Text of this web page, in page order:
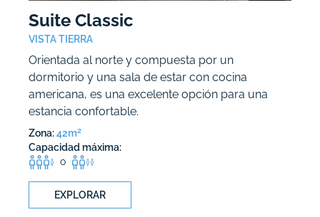
Suite Classic
VISTA TIERRA
Orientada al norte y compuesta por un
dormitorio y una sala de estar con cocina
americana, es una excelente opción para una
estancia confortable.
Zona:42m2
Capacidad máxima:
o
EXPLORAR